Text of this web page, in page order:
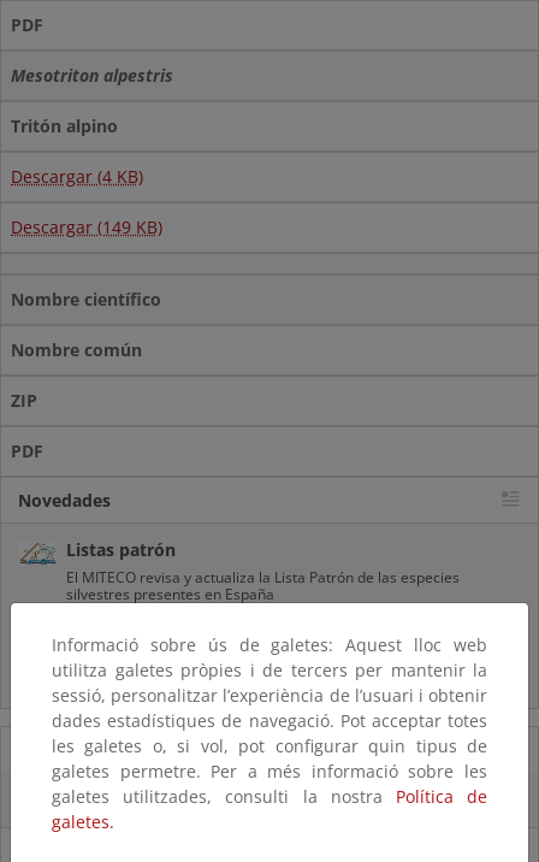
PDF
Mesotriton alpestris
Tritón alpino
Descargar (4 KB)
Descargar (149 KB)
Nombre científico
Nombre común
ZIP
PDF
Novedades
Listas patrón
El MITECO revisa y actualiza la Lista Patrón de las especies
silvestres presentes en España
Preguntas frecuentes...
Acceso a los recursos genéticos y reparto de beneficios
07/08/2025
El censo de aves del Parque Nacional de las Tablas bate récords históricos
Informació sobre ús de galetes: Aquest lloc web
utilitza galetes pròpies i de tercers per mantenir la
sessió, personalitzar l’experiència de l’usuari i obtenir
dades estadístiques de navegació. Pot acceptar totes
les galetes o, si vol, pot configurar quin tipus de
galetes permetre. Per a més informació sobre les
galetes utilitzades, consulti la nostra Política de
galetes.